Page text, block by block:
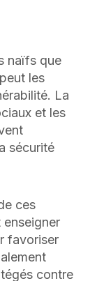
naïfs que
les
La
et les
sécurité
ces
favoriser
contre